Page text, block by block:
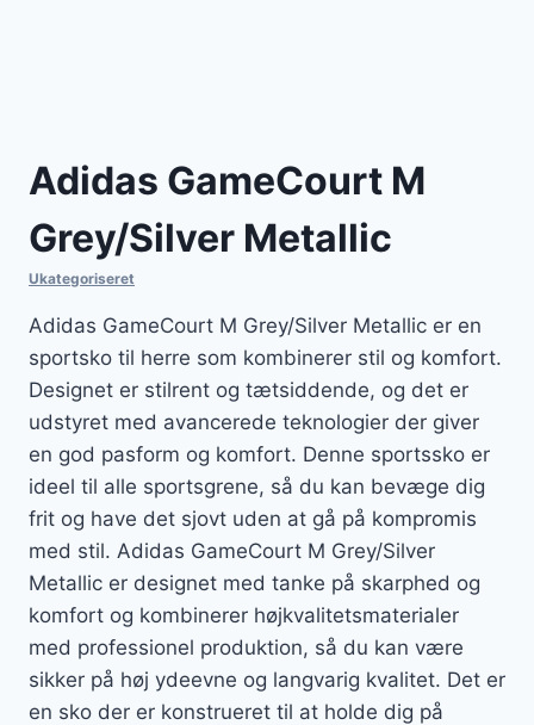
Adidas GameCourt M
Grey/Silver Metallic
Ukategoriseret
Adidas GameCourt M Grey/Silver Metallic er en
sportsko til herre som kombinerer stil og komfort.
Designet er stilrent og tætsiddende, og det er
udstyret med avancerede teknologier der giver
en god pasform og komfort. Denne sportssko er
ideel til alle sportsgrene, så du kan bevæge dig
frit og have det sjovt uden at gå på kompromis
med stil. Adidas GameCourt M Grey/Silver
Metallic er designet med tanke på skarphed og
komfort og kombinerer højkvalitetsmaterialer
med professionel produktion, så du kan være
sikker på høj ydeevne og langvarig kvalitet. Det er
en sko der er konstrueret til at holde dig på